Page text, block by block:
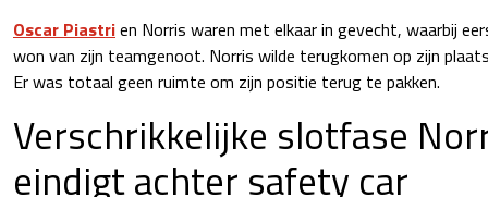
Oscar Piastrien Norris waren met elkaar in gevecht, waarbij
won van zijn teamgenoot. Norris wilde terugkomen op zijn
Er was totaal geen ruimte om zijn positie terug te pakken.
Verschrikkelijke slotfase
eindigt achter safety car